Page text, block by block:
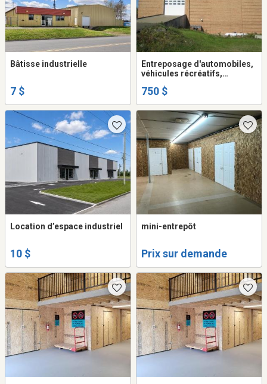
Bâtisse industrielle
7 $
Entreposage d'automobiles,
véhicules récréatifs,
et motos.
750 $
Location d’espace industriel
10 $
mini-entrepôt
Prix sur demande